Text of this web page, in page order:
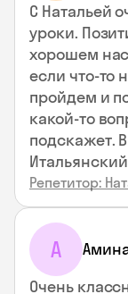
С Натальей
уроки.
хорошем
если что-то
пройдем и
какой-то
подскажет.
Репетитор:
А
Очень